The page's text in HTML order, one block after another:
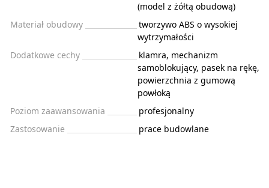
(model z żółtą obudową)
Materiał obudowy
tworzywo ABS o wysokiej
wytrzymałości
Dodatkowe cechy
klamra, mechanizm
samoblokujący, pasek na rękę,
powierzchnia z gumową
powłoką
Poziom zaawansowania
profesjonalny
Zastosowanie
prace budowlane